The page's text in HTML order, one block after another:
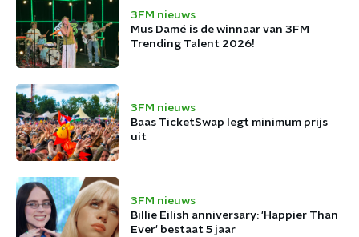
3FM nieuws
Mus Damé is de winnaar van 3FM
Trending Talent 2026!
3FM nieuws
Baas TicketSwap legt minimum prijs
uit
3FM nieuws
Billie Eilish anniversary: 'Happier Than
Ever' bestaat 5 jaar